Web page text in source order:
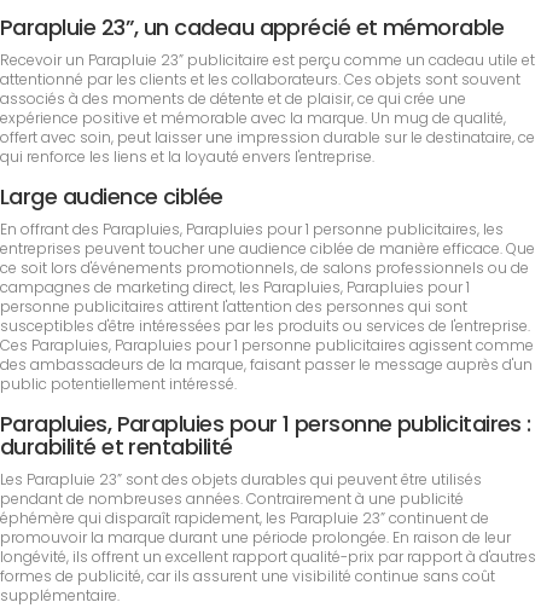
Parapluie 23”, un cadeau apprécié et mémorable
Recevoir un Parapluie 23” publicitaire est perçu comme un cadeau utile et
attentionné par les clients et les collaborateurs. Ces objets sont souvent
associés à des moments de détente et de plaisir, ce qui crée une
expérience positive et mémorable avec la marque. Un mug de qualité,
offert avec soin, peut laisser une impression durable sur le destinataire, ce
qui renforce les liens et la loyauté envers l'entreprise.
Large audience ciblée
En offrant des Parapluies, Parapluies pour 1 personne publicitaires, les
entreprises peuvent toucher une audience ciblée de manière efficace. Que
ce soit lors d'événements promotionnels, de salons professionnels ou de
campagnes de marketing direct, les Parapluies, Parapluies pour 1
personne publicitaires attirent l'attention des personnes qui sont
susceptibles d'être intéressées par les produits ou services de l'entreprise.
Ces Parapluies, Parapluies pour 1 personne publicitaires agissent comme
des ambassadeurs de la marque, faisant passer le message auprès d'un
public potentiellement intéressé.
Parapluies, Parapluies pour 1 personne publicitaires :
durabilité et rentabilité
Les Parapluie 23” sont des objets durables qui peuvent être utilisés
pendant de nombreuses années. Contrairement à une publicité
éphémère qui disparaît rapidement, les Parapluie 23” continuent de
promouvoir la marque durant une période prolongée. En raison de leur
longévité, ils offrent un excellent rapport qualité-prix par rapport à d'autres
formes de publicité, car ils assurent une visibilité continue sans coût
supplémentaire.